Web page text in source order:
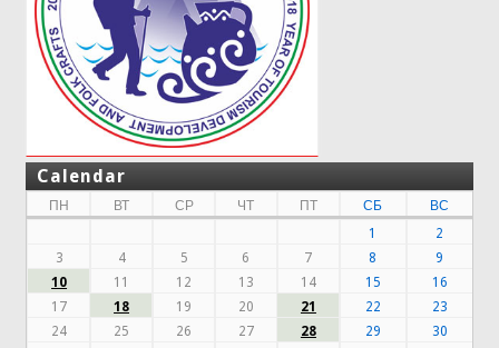
Calendar
ПН ВТ СР ЧТ ПТ СБ
ВС
1
2
3
4 5 6 7 8
9
10
11 12 13 14 15
16
17
18 19 20 21 22
23
24
25 26 27 28 29
30